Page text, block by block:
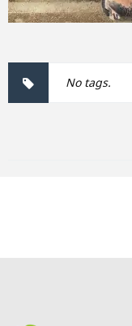
No tags.